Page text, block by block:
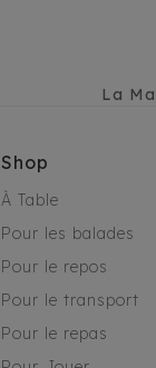
La
Shop
À Table
Pour les balades
Pour le repos
Pour le transport
Pour le repas